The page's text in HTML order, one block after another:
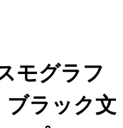
モグラフ
ラック文